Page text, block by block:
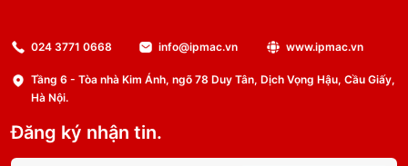
024 3771 0668 info@ipmac.vn www.ipmac.vn
Tầng 6 - Tòa nhà Kim Ánh, ngõ 78 Duy Tân, Dịch Vọng Hậu, Cầu Giấy,
Hà Nội.
Đăng ký nhận tin.